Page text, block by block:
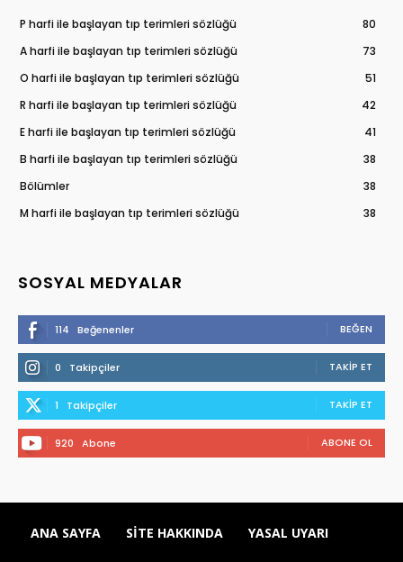
P harfi ile başlayan tıp terimleri sözlüğü
80
A harfi ile başlayan tıp terimleri sözlüğü
73
O harfi ile başlayan tıp terimleri sözlüğü
51
R harfi ile başlayan tıp terimleri sözlüğü
42
E harfi ile başlayan tıp terimleri sözlüğü
41
B harfi ile başlayan tıp terimleri sözlüğü
38
Bölümler
38
M harfi ile başlayan tıp terimleri sözlüğü
38
SOSYAL MEDYALAR
114 Beğenenler BEĞEN
0 Takipçiler TAKIP ET
1 Takipçiler TAKIP ET
920 Abone ABONE OL
ANA SAYFA SITE HAKKINDA YASAL UYARI